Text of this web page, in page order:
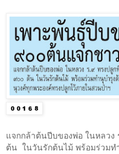
แจกกล้าต้นปีบของพ่อ ในหลวง
ต้น ในวันรักต้นไม้ พร้อมร่วมท